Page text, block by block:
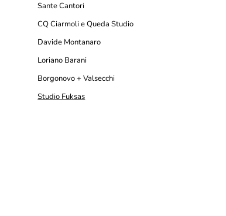
Sante Cantori
CQ Ciarmoli e Queda Studio
Davide Montanaro
Loriano Barani
Borgonovo + Valsecchi
Studio Fuksas